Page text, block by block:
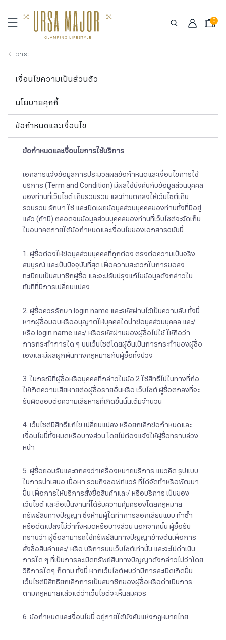
0
วาระ
เงื่อนไขความเป็นส่วนตัว
นโยบายคุกกี้
ข้อกำหนดและเงื่อนไข
ข้อกำหนดและเงื่อนไขการใช้บริการ​​​​​​​
เอกสารแจ้งข้อมูลการประมวลผลข้อกำหนดและเงื่อนไขการใช้
บริการ (Term and Condition) มีผลใช้บังคับกับข้อมูลส่วนบุคคล
ของท่านที่เว็บไซต์ เก็บรวบรวม และท่านตกลงให้เว็บไซต์เก็บ
รวบรวม รักษา ใช้ และเปิดเผยข้อมูลส่วนบุคคลของท่านทั้งที่มีอยู่
แล้ว (ถ้ามี) ตลอดจนข้อมูลส่วนบุคคลของท่านที่เว็บไซต์จะจัดเก็บ
ในอนาคตภายใต้ข้อกำหนดและเงื่อนไขของเอกสารฉบับนี้
1. ผู้ซื้อต้องให้ข้อมูลส่วนบุคคลที่ถูกต้อง ตรงต่อความเป็นจริง
สมบูรณ์ และเป็นปัจจุบันที่สุด เพื่อความสะดวกในการขอลง
ทะเบียนเป็นสมาชิกผู้ซื้อ และจะปรับปรุงแก้ไขข้อมูลดังกล่าวใน
ทันทีที่มีการเปลี่ยนแปลง
2. ผู้ซื้อควรรักษา login name และรหัสผ่านไว้เป็นความลับ ทั้งนี้
หากผู้ซื้อมอบหรืออนุญาตให้บุคคลใดนำข้อมูลส่วนบุคคล และ/
หรือ login name และ/ หรือรหัสผ่านของผู้ซื้อไปใช้ ให้ถือว่า
การกระทำการใด ๆ บนเว็บไซต์โดยผู้อื่นเป็นการกระทำของผู้ซื้อ
เองและมีผลผูกพันทางกฎหมายกับผู้ซื้อทั้งปวง
3. ในกรณีที่ผู้ซื้อหรือบุคคลที่กล่าวในข้อ 2 ใช้สิทธิ์ไปในทางที่ก่อ
ให้เกิดความเสียหายต่อผู้ซื้อรายอื่นหรือ เว็บไซต์ ผู้ซื้อตกลงที่จะ
รับผิดชอบต่อความเสียหายที่เกิดขึ้นนั้นเต็มจำนวน
4. เว็บไซต์มีสิทธิ์แก้ไข เปลี่ยนแปลง หรือยกเลิกข้อกำหนดและ
เงื่อนไขนี้ทั้งหมดหรือบางส่วน โดยไม่ต้องแจ้งให้ผู้ซื้อทราบล่วง
หน้า
5. ผู้ซื้อยอมรับและตกลงว่าเครื่องหมายบริการ แนวคิด รูปแบบ
ในการนำเสนอ เนื้อหา รวมถึงซอฟท์แวร์ ที่ได้จัดทำหรือพัฒนา
ขึ้น เพื่อการให้บริการสั่งซื้อสินค้าและ/ หรือบริการ เป็นของ
เว็บไซต์ และถือเป็นงานที่ได้รับความคุ้มครองโดยกฎหมาย
ทรัพย์สินทางปัญญา ซึ่งห้ามผู้ใดทำการลอกเลียนแบบ ทำซ้ำ
หรือดัดแปลงไม่ว่าทั้งหมดหรือบางส่วน นอกจากนั้น ผู้ซื้อรับ
ทราบว่า ผู้ซื้อสามารถใช้ทรัพย์สินทางปัญญาข้างต้นเพื่อการ
สั่งซื้อสินค้าและ/ หรือ บริการบนเว็บไซต์เท่านั้น และจะไม่ดำเนิน
การใด ๆ ที่เป็นการละเมิดทรัพย์สินทางปัญญาดังกล่าวไม่ว่าโดย
วิธีการใดๆ ก็ตาม ทั้งนี้ หากเว็บไซต์พบว่ามีการละเมิดเกิดขึ้น
เว็บไซต์มีสิทธิยกเลิกการเป็นสมาชิกของผู้ซื้อหรือดำเนินการ
ตามกฎหมายแล้วแต่ว่าเว็บไซต์จะเห็นสมควร
6. ข้อกำหนดและเงื่อนไขนี้ อยู่ภายใต้บังคับแห่งกฎหมายไทย